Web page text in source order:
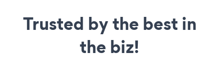
Trusted by the best in
the biz!